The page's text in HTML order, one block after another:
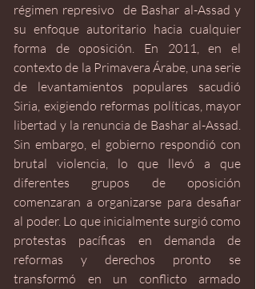
régimen represivo  de Bashar al-Assad y
su enfoque autoritario hacia cualquier
forma de oposición. En 2011, en el
contexto de la Primavera Árabe, una serie
de levantamientos populares sacudió
Siria, exigiendo reformas políticas, mayor
libertad y la renuncia de Bashar al-Assad.
Sin embargo, el gobierno respondió con
brutal violencia, lo que llevó a que
diferentes grupos de oposición
comenzaran a organizarse para desafiar
al poder. Lo que inicialmente surgió como
protestas pacíficas en demanda de
reformas y derechos pronto se
transformó en un conflicto armado